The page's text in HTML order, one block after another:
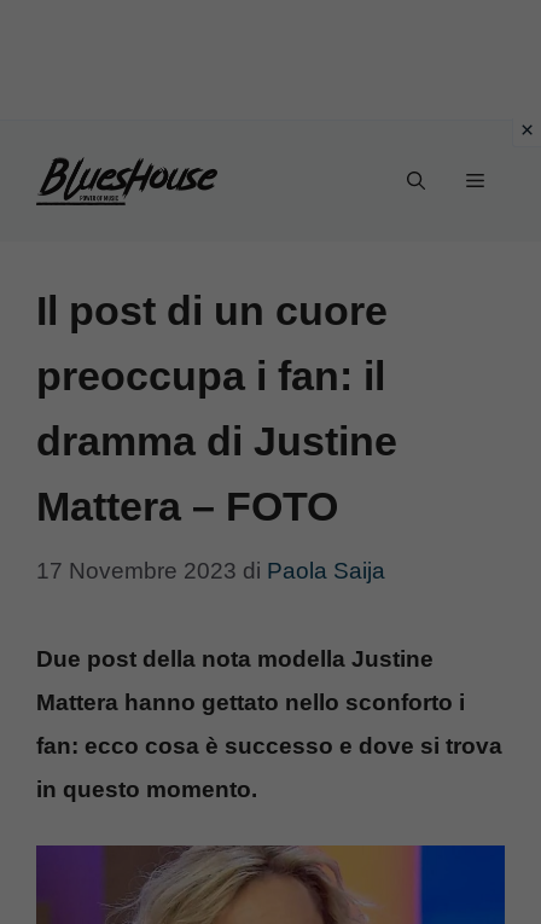
Menu
Il post di un cuore
preoccupa i fan: il
dramma di Justine
Mattera – FOTO
17 Novembre 2023 di Paola Saija
Due post della nota modella Justine
Mattera hanno gettato nello sconforto i
fan: ecco cosa è successo e dove si trova
in questo momento.